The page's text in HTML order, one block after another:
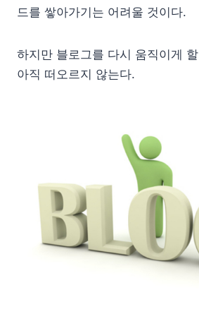
드를 쌓아가기는 어려울 것이다.
하지만 블로그를 다시 움직이게
아직 떠오르지 않는다.